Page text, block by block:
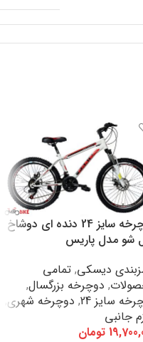
دوچرخه سایز 24 دنده ای دوشاخ
شو مدل پاریس
دیسکی, تمامی
, دوچرخه بزرگسال,
سایز 24
, دوچرخه شهری
جانبی
تومان